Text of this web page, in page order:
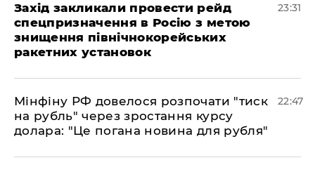
​Захід закликали провести рейд
спецпризначення в Росію з метою
знищення північнокорейських
ракетних установок
23:31
​Мінфіну РФ довелося розпочати "тиск
на рубль" через зростання курсу
долара: "Це погана новина для рубля"
22:47